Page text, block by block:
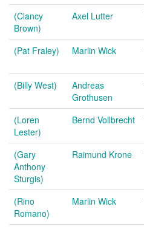
(Clancy
Brown)
Axel Lutter
(Pat Fraley) Marlin Wick
(Billy West)
Andreas
Grothusen
(Loren
Lester)
Bernd Vollbrecht
(Gary
Anthony
Sturgis)
Raimund Krone
(Rino
Romano)
Marlin Wick